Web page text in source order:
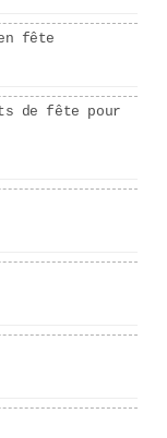
fête
de fête pour